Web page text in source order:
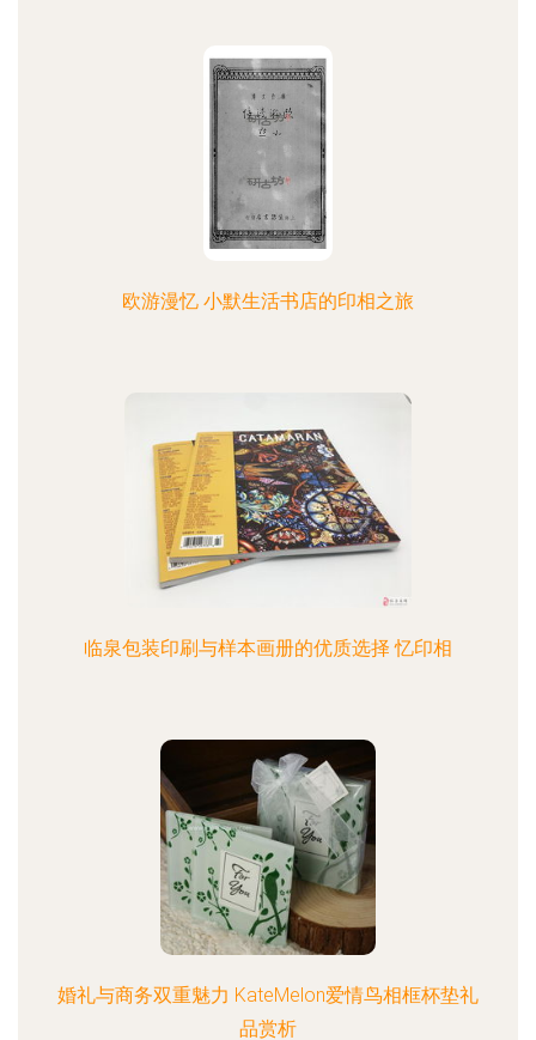
欧游漫忆 小默生活书店的印相之旅
临泉包装印刷与样本画册的优质选择 忆印相
婚礼与商务双重魅力 KateMelon爱情鸟相框杯垫礼
品赏析